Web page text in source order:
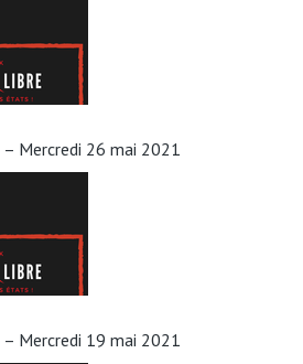
– Mercredi 26 mai 2021
– Mercredi 19 mai 2021